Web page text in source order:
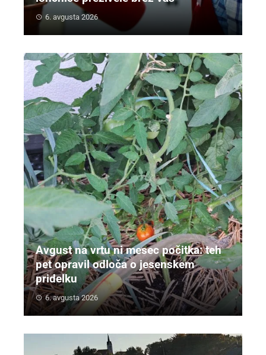
6. avgusta 2026
Avgust na vrtu ni mesec počitka: teh
pet opravil odloča o jesenskem
pridelku
6. avgusta 2026